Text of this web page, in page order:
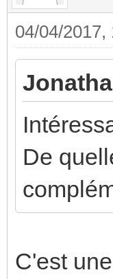
04/04/2017,
De
C'est